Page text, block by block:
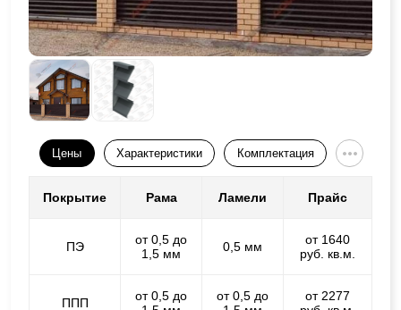
Цены Характеристики Комплектация
Покрытие Рама Ламели Прайс
ПЭ
от 0,5 до
1,5 мм
0,5 мм
от 1640
руб. кв.м.
ППП
от 0,5 до
от 0,5 до
от 2277